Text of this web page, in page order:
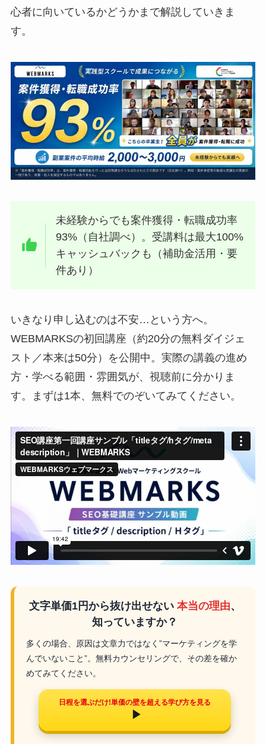
心者に向いているかどうかまで解説していきま
す。
未経験からでも案件獲得・転職成功率
93%（自社調べ）。受講料は最大100%
キャッシュバックも（補助金活用・要
件あり）
いきなり申し込むのは不安…という方へ。
WEBMARKSの初回講座（約20分の無料ダイジェ
スト／本来は50分）を公開中。実際の講義の進め
方・学べる範囲・雰囲気が、視聴前に分かりま
す。まずは1本、無料でのぞいてみてください。
文字単価1円から抜け出せない 本当の理由、
知っていますか？
多くの場合、原因は文章力ではなく”マーケティングを学
んでいないこと”。無料カウンセリングで、その差を確か
めてみてください。
日程を選ぶだけ!単価の壁を超える学び方を見る
▶